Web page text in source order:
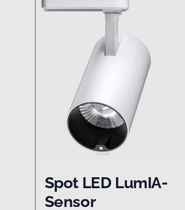
Spot LED LumIA-
Sensor